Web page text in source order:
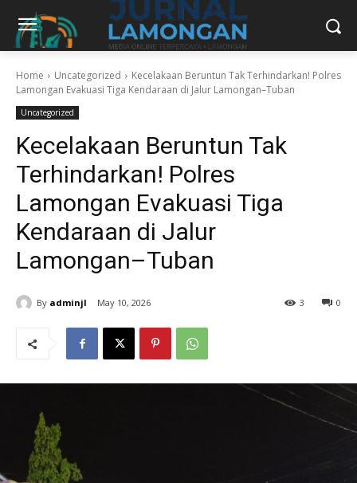
Home Uncategorized
Kecelakaan Beruntun Tak Terhindarkan! Polres
Lamongan Evakuasi Tiga Kendaraan di Jalur Lamongan–Tuban
Uncategorized
Kecelakaan Beruntun Tak
Terhindarkan! Polres
Lamongan Evakuasi Tiga
Kendaraan di Jalur
Lamongan–Tuban
By adminjl May 10, 2026 0
3